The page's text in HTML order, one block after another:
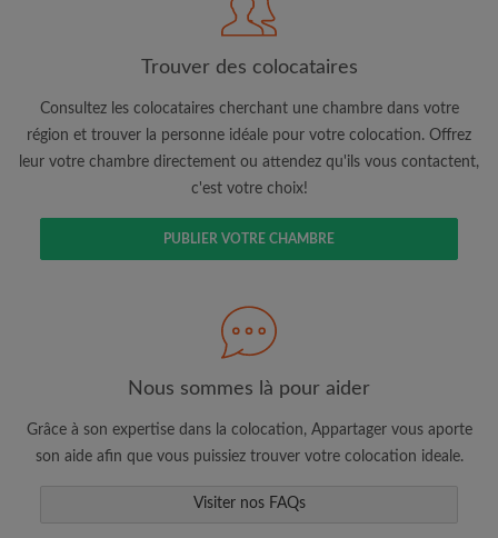
CRÉER PROFIL
Je souhaite recevoir des offres exclusives et des mises à
jour du compte par e-mail
Consultez les chambres et les profils des
Sauvegardez vos recherches
Recevez des alertes pour toute nouvelle
annonce correspondant à vos critères
Faites part aux propriétaires et aux
Trouver des colocataires
Consultez les colocataires cherchant une chambre dans votre
région et trouver la personne idéale pour votre colocation. Offrez
leur votre chambre directement ou attendez qu'ils vous contactent,
c'est votre choix!
PUBLIER VOTRE CHAMBRE
Nous sommes là pour aider
Grâce à son expertise dans la colocation, Appartager vous aporte
son aide afin que vous puissiez trouver votre colocation ideale.
Visiter nos FAQs